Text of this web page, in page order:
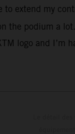
to extend my
the podium a
logo and I’m